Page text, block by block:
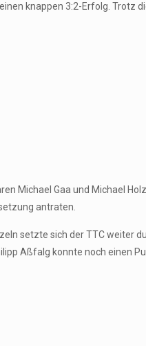
knappen 3:2-Erfolg. Trotz
Michael Gaa und Michael
antraten.
setzte sich der TTC weiter
Aßfalg konnte noch einen